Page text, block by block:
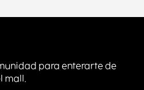
para enterarte de
mall.